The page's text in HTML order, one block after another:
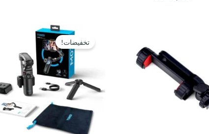
تخفيضات!
السعر
الأصلي
هو:
EGP4,000.